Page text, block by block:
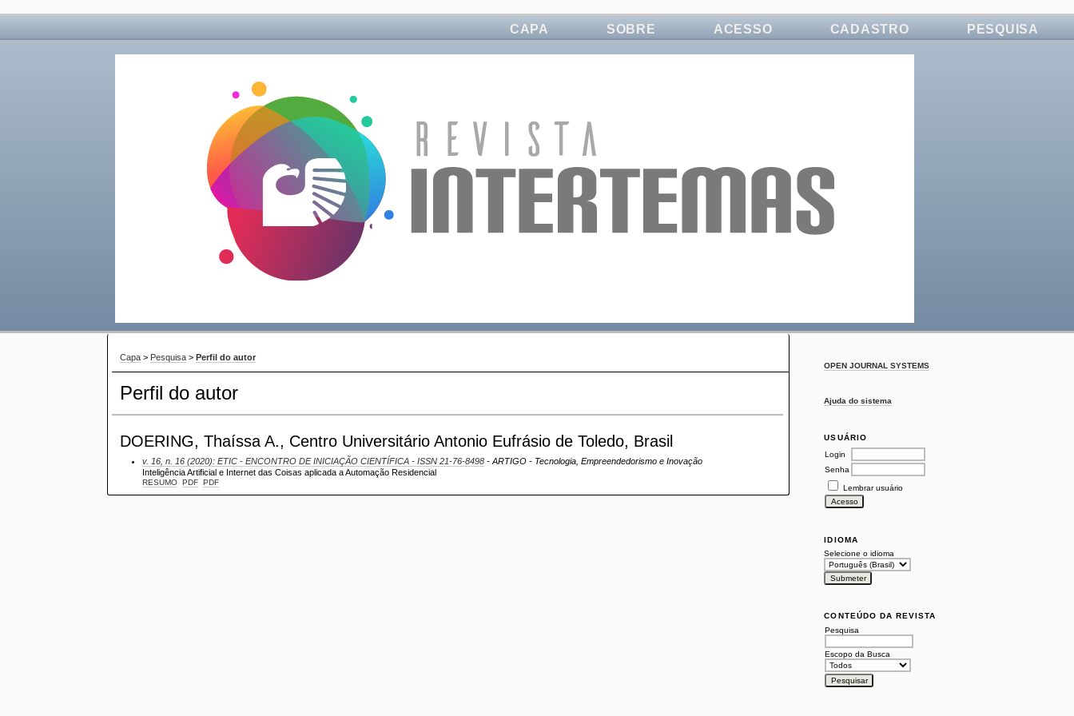
OPEN JOURNAL SYSTEMS
Ajuda do sistema
USUÁRIO
Login
Senha
Lembrar usuário
IDIOMA
Selecione o idioma
CONTEÚDO DA REVISTA
Pesquisa
Escopo da Busca
CAPA SOBRE ACESSO CADASTRO PESQUISA
Capa > Pesquisa >Perfil do autor
Perfil do autor
DOERING, Thaíssa A., Centro Universitário Antonio Eufrásio de Toledo, Brasil
v. 16, n. 16 (2020): ETIC - ENCONTRO DE INICIAÇÃO CIENTÍFICA - ISSN 21-76-8498 - ARTIGO - Tecnologia, Empreendedorismo e Inovação
Inteligência Artificial e Internet das Coisas aplicada a Automação Residencial
RESUMO PDF PDF